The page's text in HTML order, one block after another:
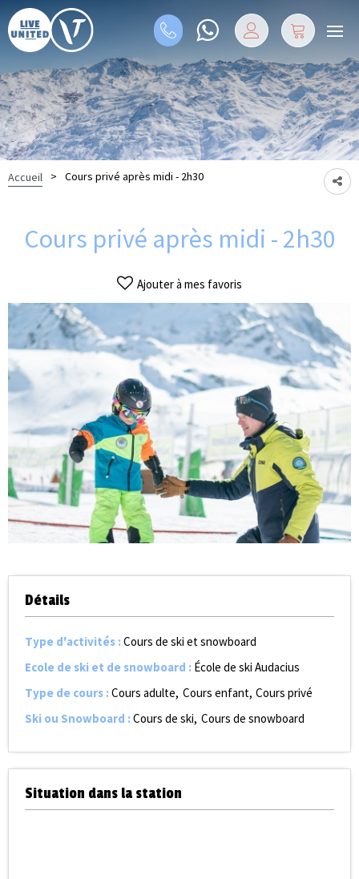
Accueil > Cours privé après midi - 2h30
Cours privé après midi - 2h30
Ajouter à mes favoris
Détails
Type d'activités :Cours de ski et snowboard
Ecole de ski et de snowboard : École de ski Audacius
Type de cours :Cours adulte Cours enfant Cours privé
Ski ou Snowboard :Cours de ski Cours de snowboard
Situation dans la station